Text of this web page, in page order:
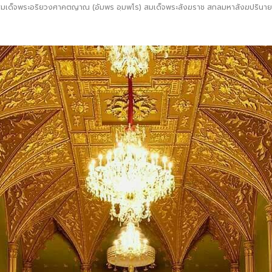
เด็จพระอริยวงศาคตญาณ (อัมพร อฺมพโร) สมเด็จพระสังฆราช สกลมหาสังฆปรินา